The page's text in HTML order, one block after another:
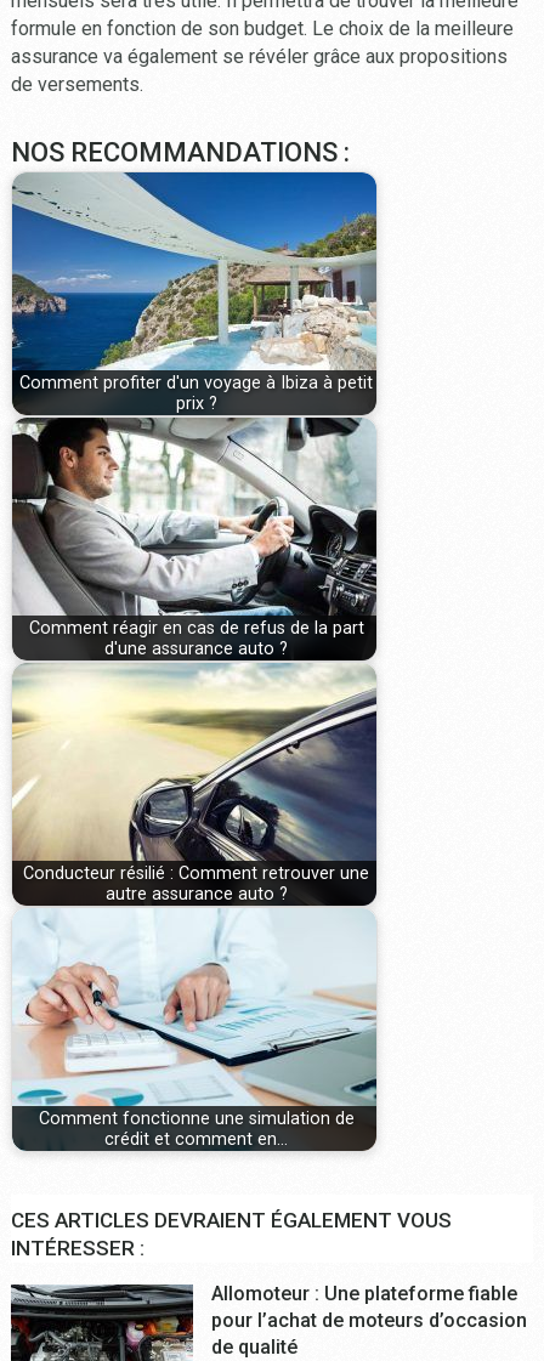
formule en fonction de son budget. Le choix de la meilleure
assurance va également se révéler grâce aux propositions
de versements.
NOS RECOMMANDATIONS :
Comment profiter d'un voyage à Ibiza à petit
prix ?
Comment réagir en cas de refus de la part
d'une assurance auto ?
Conducteur résilié : Comment retrouver une
autre assurance auto ?
Comment fonctionne une simulation de
crédit et comment en…
CES ARTICLES DEVRAIENT ÉGALEMENT VOUS
INTÉRESSER :
Allomoteur : Une plateforme fiable
pour l’achat de moteurs d’occasion
de qualité